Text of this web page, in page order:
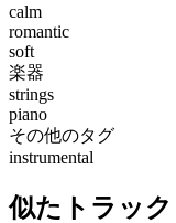
calm
romantic
soft
楽器
strings
piano
その他のタグ
instrumental
似たトラック